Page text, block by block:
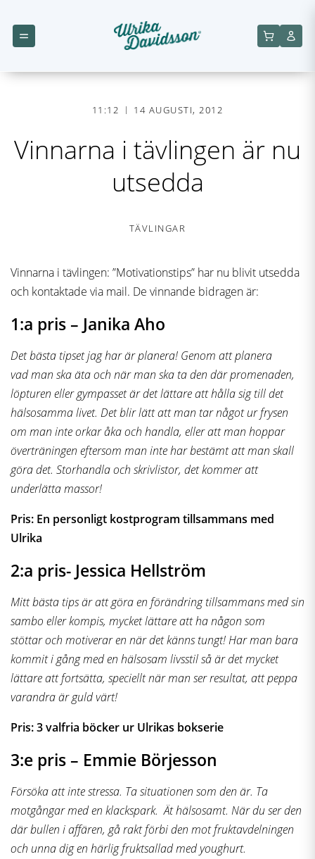
11:12 14 AUGUSTI, 2012
Vinnarna i tävlingen är nu
utsedda
TÄVLINGAR
Vinnarna i tävlingen: ”Motivationstips” har nu blivit utsedda
och kontaktade via mail. De vinnande bidragen är:
1:a pris – Janika Aho
Det bästa tipset jag har är planera! Genom att planera
vad man ska äta och när man ska ta den där promenaden,
löpturen eller gympasset är det lättare att hålla sig till det
hälsosamma livet. Det blir lätt att man tar något ur frysen
om man inte orkar åka och handla, eller att man hoppar
överträningen eftersom man inte har bestämt att man skall
göra det. Storhandla och skrivlistor, det kommer att
underlätta massor!
Pris: En personligt kostprogram tillsammans med
Ulrika
2:a pris- Jessica Hellström
Mitt bästa tips är att göra en förändring tillsammans med sin
sambo eller kompis, mycket lättare att ha någon som
stöttar och motiverar en när det känns tungt! Har man bara
kommit i gång med en hälsosam livsstil så är det mycket
lättare att fortsätta, speciellt när man ser resultat, att peppa
varandra är guld värt!
Pris: 3 valfria böcker ur Ulrikas bokserie
3:e pris – Emmie Börjesson
Försöka att inte stressa. Ta situationen som den är. Ta
motgångar med en klackspark. Ät hälsosamt. När du ser den
där bullen i affären, gå rakt förbi den mot fruktavdelningen
och unna dig en härlig fruktsallad med youghurt.